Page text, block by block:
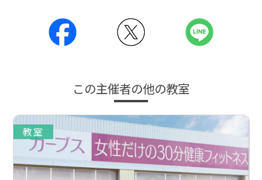
この主催者の他の教室
教室